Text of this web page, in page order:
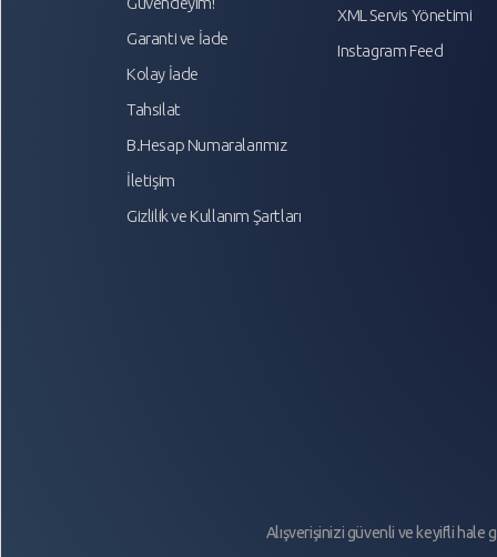
Garanti ve İade
Kolay İade
Tahsilat
B.Hesap Numaralarımız
İletişim
Gizlilik ve Kullanım Şartları
XML Servis Yönetimi
Instagram Feed
Alışverişinizi güvenli ve keyifli hale